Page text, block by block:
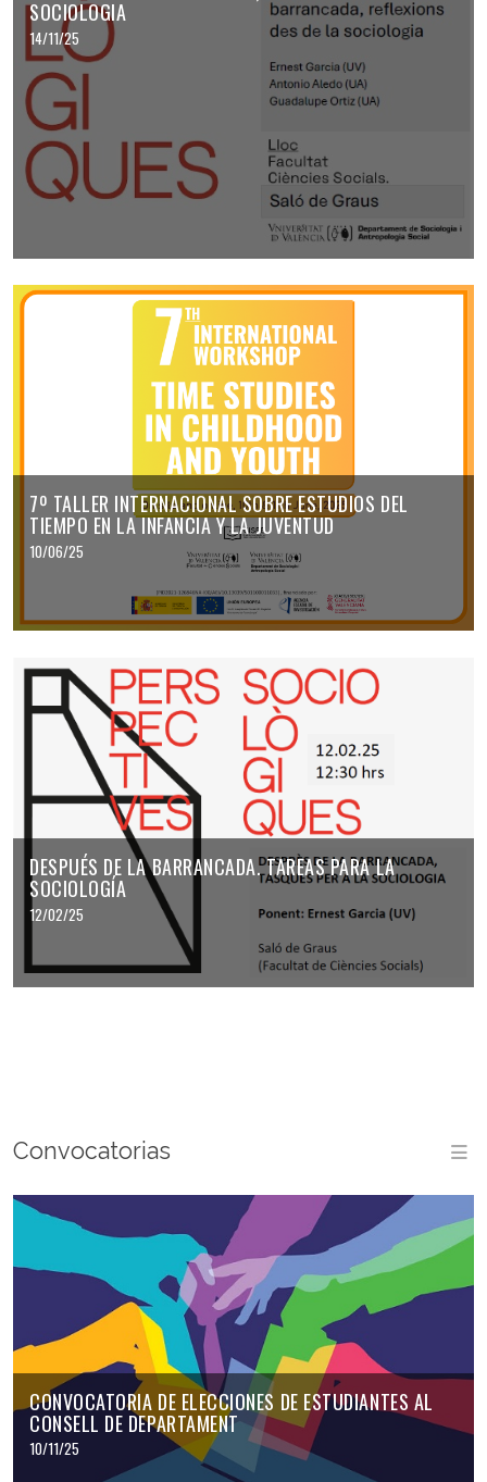
SOCIOLOGIA
14/11/25
7º TALLER INTERNACIONAL SOBRE ESTUDIOS DEL
TIEMPO EN LA INFANCIA Y LA JUVENTUD
10/06/25
DESPUÉS DE LA BARRANCADA. TAREAS PARA LA
SOCIOLOGÍA
12/02/25
Convocatorias
CONVOCATORIA DE ELECCIONES DE ESTUDIANTES AL
CONSELL DE DEPARTAMENT
10/11/25